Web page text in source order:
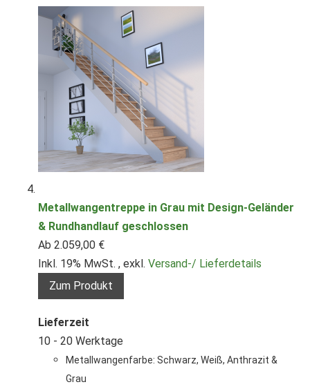
Metallwangentreppe in Grau mit Design-Geländer
& Rundhandlauf geschlossen
Ab 2.059,00 €
Inkl. 19% MwSt. , exkl. Versand-/ Lieferdetails
Zum Produkt
Lieferzeit
10 - 20 Werktage
Metallwangenfarbe: Schwarz, Weiß, Anthrazit &
Grau